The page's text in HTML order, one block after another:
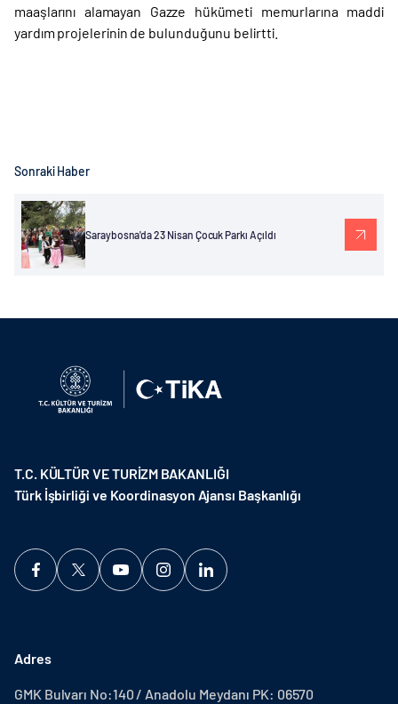
maaşlarını alamayan Gazze hükümeti memurlarına maddi
yardım projelerinin de bulunduğunu belirtti.
Sonraki Haber
Saraybosna'da 23 Nisan Çocuk Parkı Açıldı
T.C. KÜLTÜR VE TURİZM BAKANLIĞI
Türk İşbirliği ve Koordinasyon Ajansı Başkanlığı
Adres
GMK Bulvarı No:140 / Anadolu Meydanı PK: 06570